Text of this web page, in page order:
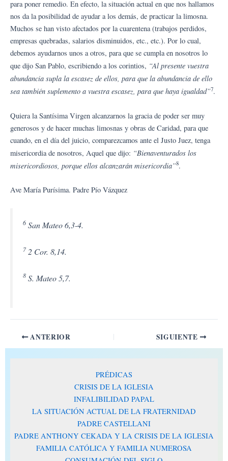
para poner remedio. En efecto, la situación actual en que nos hallamos
nos da la posibilidad de ayudar a los demás, de practicar la limosna.
Muchos se han visto afectados por la cuarentena (trabajos perdidos,
empresas quebradas, salarios disminuidos, etc., etc.). Por lo cual,
debemos ayudarnos unos a otros, para que se cumpla en nosotros lo
que dijo San Pablo, escribiendo a los corintios, “Al presente vuestra
abundancia supla la escasez de ellos, para que la abundancia de ello
sea también suplemento a vuestra escasez, para que haya igualdad”7.
Quiera la Santísima Virgen alcanzarnos la gracia de poder ser muy
generosos y de hacer muchas limosnas y obras de Caridad, para que
cuando, en el día del juicio, comparezcamos ante el Justo Juez, tenga
misericordia de nosotros, Aquel que dijo: “Bienaventurados los
misericordiosos, porque ellos alcanzarán misericordia”8.
Ave María Purísima. Padre Pío Vázquez
6 San Mateo 6,3-4.
72 Cor. 8,14.
8 S. Mateo 5,7.
ANTERIOR SIGUIENTE
PRÉDICAS
CRISIS DE LA IGLESIA
INFALIBILIDAD PAPAL
LA SITUACIÓN ACTUAL DE LA FRATERNIDAD
PADRE CASTELLANI
PADRE ANTHONY CEKADA Y LA CRISIS DE LA IGLESIA
FAMILIA CATÓLICA Y FAMILIA NUMEROSA